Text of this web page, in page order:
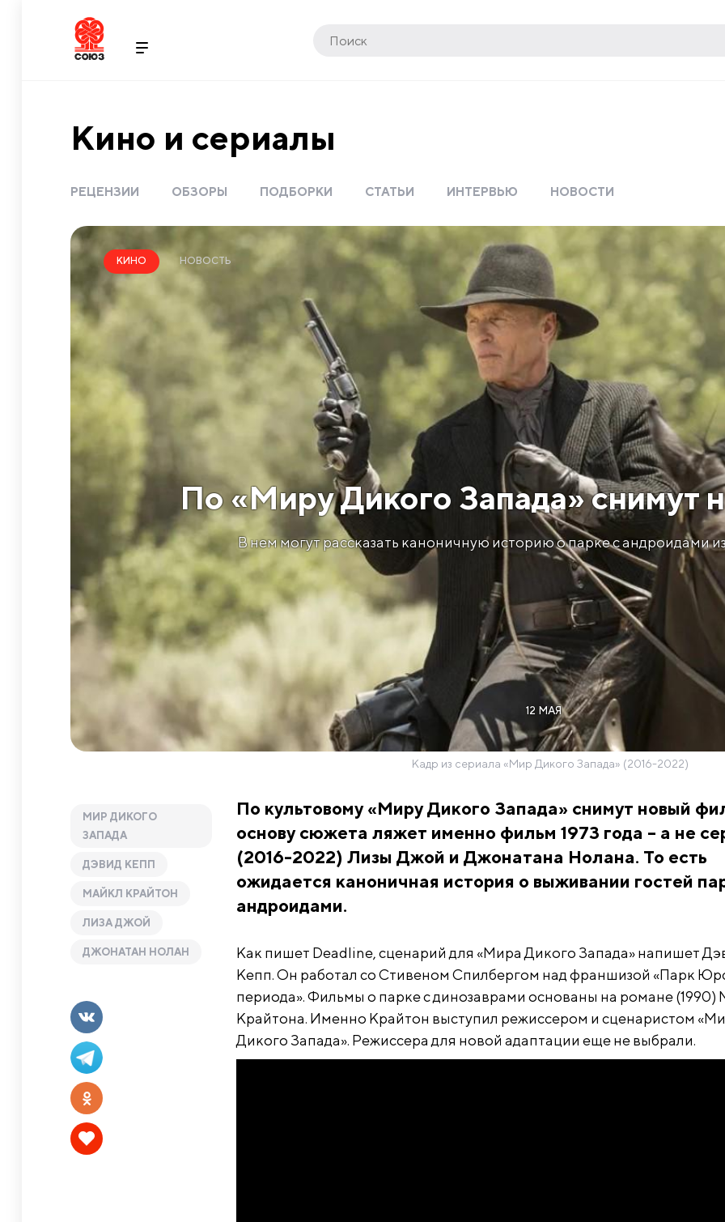
Кино и сериалы
РЕЦЕНЗИИ ОБЗОРЫ ПОДБОРКИ СТАТЬИ ИНТЕРВЬЮ НОВОСТИ
По «Миру Дикого Запада» снимут
В нем могут рассказать каноничную историю о парке с андроидами
КИНО НОВОСТЬ
12 МАЯ
Кадр из сериала «Мир Дикого Запада» (2016-2022)
МИР ДИКОГО
ЗАПАДА
ДЭВИД КЕПП
МАЙКЛ КРАЙТОН
ЛИЗА ДЖОЙ
ДЖОНАТАН НОЛАН
По культовому «Миру Дикого Запада» снимут новый
основу сюжета ляжет именно фильм 1973 года – а не
(2016-2022) Лизы Джой и Джонатана Нолана. То есть
ожидается каноничная история о выживании гостей
андроидами.
Как пишет Deadline, сценарий для «Мира Дикого Запада» напишет
Кепп. Он работал со Стивеном Спилбергом над франшизой «Парк
периода». Фильмы о парке с динозаврами основаны на романе (1990)
Крайтона. Именно Крайтон выступил режиссером и сценаристом
Дикого Запада». Режиссера для новой адаптации еще не выбрали.